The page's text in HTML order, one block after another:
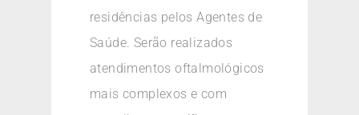
residências pelos Agentes de
Saúde. Serão realizados
atendimentos oftalmológicos
mais complexos e com